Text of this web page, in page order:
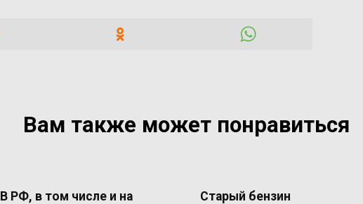
Вам также может понравиться
В РФ, в том числе и на
Старый бензин